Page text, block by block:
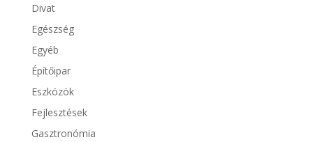
Divat
Egészség
Egyéb
Építőipar
Eszközök
Fejlesztések
Gasztronómia